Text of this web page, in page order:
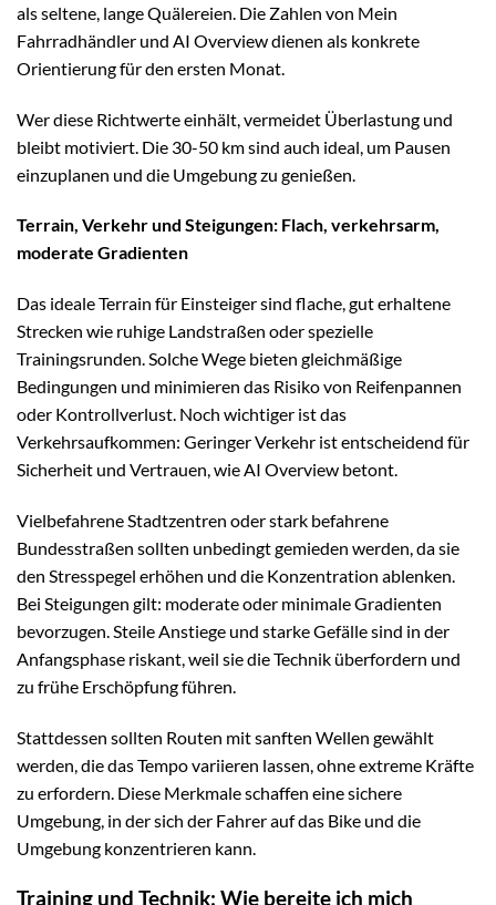
als seltene, lange Quälereien. Die Zahlen von Mein
Fahrradhändler und AI Overview dienen als konkrete
Orientierung für den ersten Monat.
Wer diese Richtwerte einhält, vermeidet Überlastung und
bleibt motiviert. Die 30-50 km sind auch ideal, um Pausen
einzuplanen und die Umgebung zu genießen.
Terrain, Verkehr und Steigungen: Flach, verkehrsarm,
moderate Gradienten
Das ideale Terrain für Einsteiger sind flache, gut erhaltene
Strecken wie ruhige Landstraßen oder spezielle
Trainingsrunden. Solche Wege bieten gleichmäßige
Bedingungen und minimieren das Risiko von Reifenpannen
oder Kontrollverlust. Noch wichtiger ist das
Verkehrsaufkommen: Geringer Verkehr ist entscheidend für
Sicherheit und Vertrauen, wie AI Overview betont.
Vielbefahrene Stadtzentren oder stark befahrene
Bundesstraßen sollten unbedingt gemieden werden, da sie
den Stresspegel erhöhen und die Konzentration ablenken.
Bei Steigungen gilt: moderate oder minimale Gradienten
bevorzugen. Steile Anstiege und starke Gefälle sind in der
Anfangsphase riskant, weil sie die Technik überfordern und
zu frühe Erschöpfung führen.
Stattdessen sollten Routen mit sanften Wellen gewählt
werden, die das Tempo variieren lassen, ohne extreme Kräfte
zu erfordern. Diese Merkmale schaffen eine sichere
Umgebung, in der sich der Fahrer auf das Bike und die
Umgebung konzentrieren kann.
Training und Technik: Wie bereite ich mich